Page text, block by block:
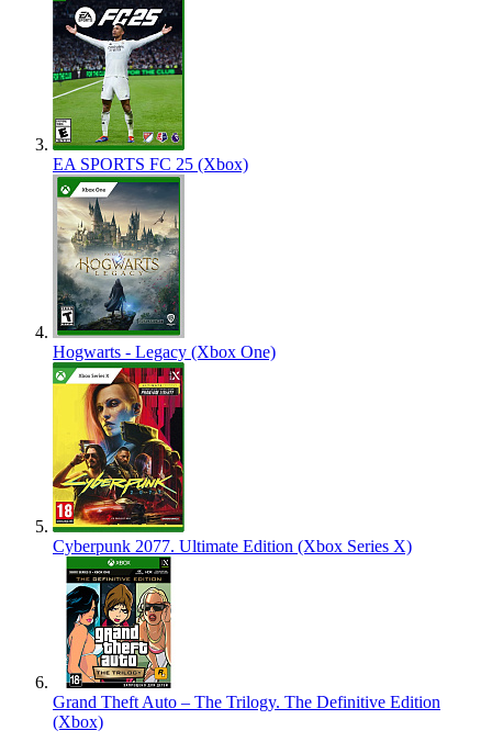
EA SPORTS FC 25 (Xbox)
Hogwarts - Legacy (Xbox One)
Cyberpunk 2077. Ultimate Edition (Xbox Series X)
Grand Theft Auto – The Trilogy. The Definitive Edition
(Xbox)